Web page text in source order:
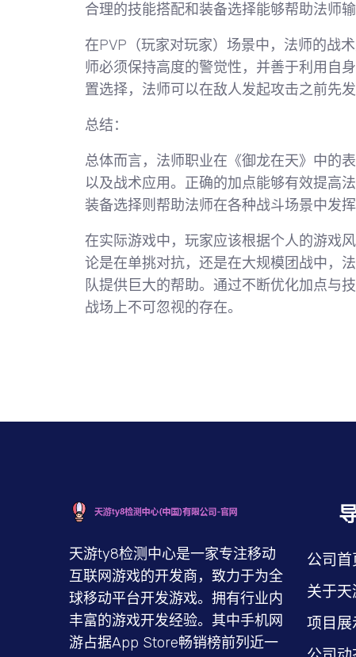
合理的技能搭配和装备选择能够帮助法师
在PVP（玩家对玩家）场景中，法师的战
师必须保持高度的警觉性，并善于利用自
置选择，法师可以在敌人发起攻击之前先
总结：
总体而言，法师职业在《御龙在天》中的
以及战术应用。正确的加点能够有效提高
装备选择则帮助法师在各种战斗场景中发挥
在实际游戏中，玩家应该根据个人的游戏
论是在单挑对抗，还是在大规模团战中，
队提供巨大的帮助。通过不断优化加点与
战场上不可忽视的存在。
天游ty8检测中心是一家专注移动
互联网游戏的开发商，致力于为全
球移动平台开发游戏。拥有行业内
丰富的游戏开发经验。其中手机网
游占据App Store畅销榜前列近一
公司首
关于
项目展